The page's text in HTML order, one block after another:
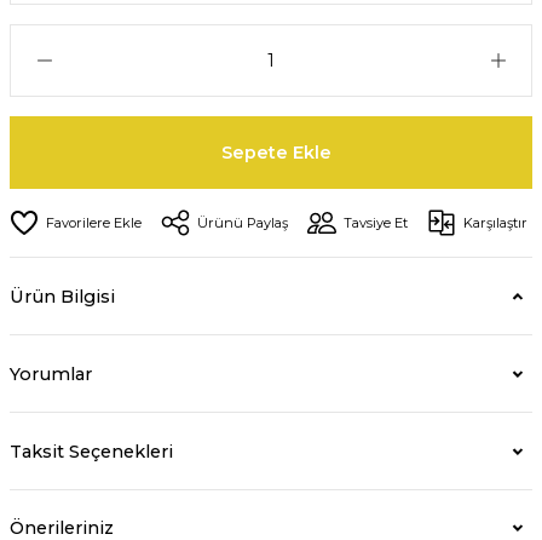
Sepete Ekle
Ürünü Paylaş Tavsiye Et Karşılaştır
Ürün Bilgisi
Yorumlar
Taksit Seçenekleri
Önerileriniz